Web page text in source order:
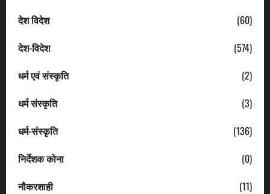
देश विदेश
(60)
देश-विदेश
(574)
धर्म एवं संस्कृति
(2)
धर्म संस्कृति
(3)
धर्म-संस्कृति
(136)
निर्देशक कोना
(0)
नौकरशाही
(11)